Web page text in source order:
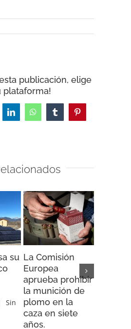
publicación, elige
plataforma!
LinkedInWhatsAppTumblrPinterest
su
Sin
La Comisión
Europea
aprueba prohibir
la munición de
plomo en la
caza en siete
años.